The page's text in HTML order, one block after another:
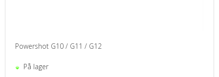
Powershot G10 / G11 / G12
På lager